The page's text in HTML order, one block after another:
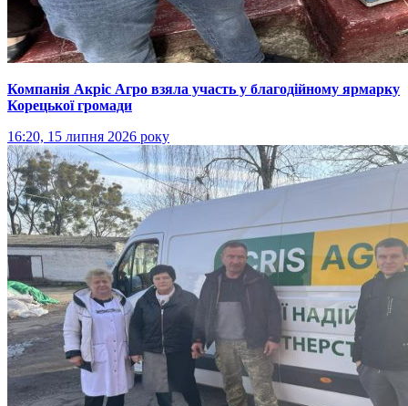
Компанія Акріс Агро взяла участь у благодійному ярмарку
Корецької громади
16:20, 15 липня 2026 року